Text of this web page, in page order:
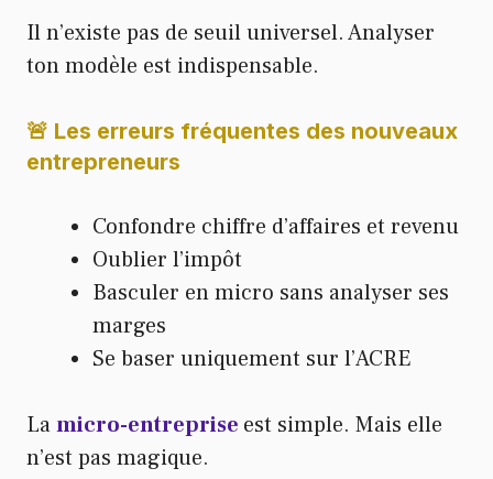
Il n’existe pas de seuil universel. Analyser
ton modèle est indispensable.
🚨 Les erreurs fréquentes des nouveaux
entrepreneurs
Confondre chiffre d’affaires et revenu
Oublier l’impôt
Basculer en micro sans analyser ses
marges
Se baser uniquement sur l’ACRE
Lamicro-entreprise est simple. Mais elle
n’est pas magique.